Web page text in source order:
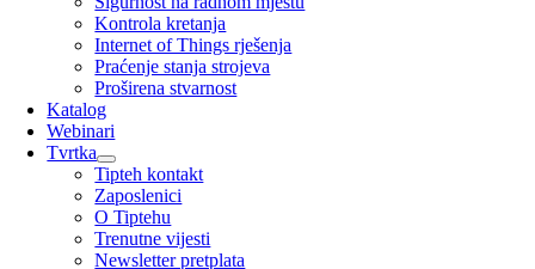
Kontrola kretanja
Internet of Things rješenja
Praćenje stanja strojeva
Proširena stvarnost
Katalog
Webinari
Tvrtka
Tipteh kontakt
Zaposlenici
O Tiptehu
Trenutne vijesti
Newsletter pretplata